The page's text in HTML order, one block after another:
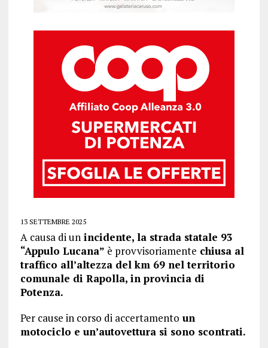
13 SETTEMBRE 2025
A causa di unincidente, la strada statale 93
“Appulo Lucana” è provvisoriamente chiusa al
traffico all’altezza del km 69 nel territorio
comunale di Rapolla, in provincia di
Potenza.
Per cause in corso di accertamento un
motociclo e un’autovettura si sono scontrati.